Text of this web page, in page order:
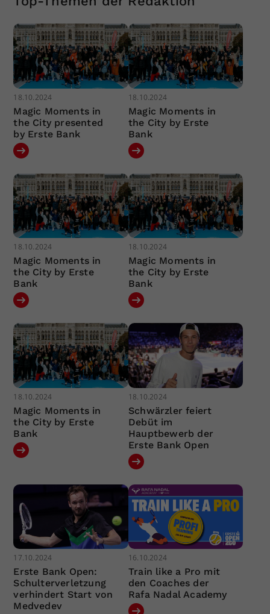
18.10.2024
Magic Moments in
the City presented
by Erste Bank
18.10.2024
Magic Moments in
the City by Erste
Bank
18.10.2024
Magic Moments in
the City by Erste
Bank
18.10.2024
Magic Moments in
the City by Erste
Bank
18.10.2024
Magic Moments in
the City by Erste
Bank
18.10.2024
Schwärzler feiert
Debüt im
Hauptbewerb der
Erste Bank Open
17.10.2024
Erste Bank Open:
Schulterverletzung
verhindert Start von
Medvedev
16.10.2024
Train like a Pro mit
den Coaches der
Rafa Nadal Academy